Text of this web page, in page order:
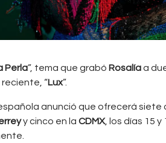
Perla”, tema que grabó Rosalíaa
“Lux”.
anunció que ofrecerá siete
y cinco en la CDMX, los días 15 y